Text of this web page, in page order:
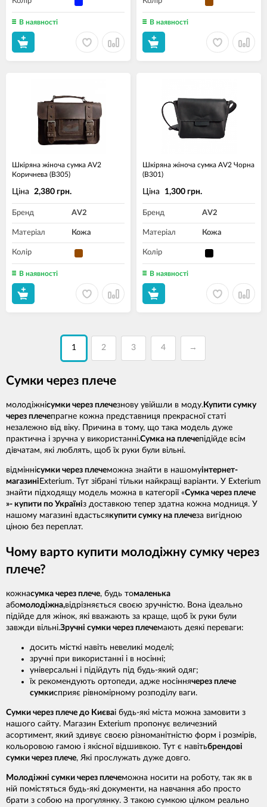
В наявності В наявності
Шкіряна жіноча сумка AV2
Коричнева (B305)
Ціна 2,380 грн.
Бренд AV2
Матеріал Кожа
Колір
В наявності
Шкіряна жіноча сумка AV2 Чорна
(B301)
Ціна 1,300 грн.
Бренд AV2
Матеріал Кожа
Колір
В наявності
1 2 3 4 →
Сумки через плече
молодіжнісумки через плечезнову увійшли в моду. Купити сумку
через плечепрагне кожна представниця прекрасної статі
незалежно від віку. Причина в тому, що така модель дуже
практична і зручна у використанні.Сумка на плечепідійде всім
дівчатам, які люблять, щоб їх руки були вільні.
відміннісумки через плечеможна знайти в нашомуінтернет-
магазині Exterium. Тут зібрані тільки найкращі варіанти. У Exterium
знайти підходящу модель можна в категорії «Сумка через плече
»- купити по Україніз доставкою тепер здатна кожна модниця. У
нашому магазині вдастьсякупити сумку на плечеза вигідною
ціною без переплат.
Чому варто купити молодіжну сумку через
плече?
кожнасумка через плече, будь томаленька
абомолодіжна,відрізняється своєю зручністю. Вона ідеально
підійде для жінок, які вважають за краще, щоб їх руки були
завжди вільні.Зручні сумки через плечемають деякі переваги:
досить місткі навіть невеликі моделі;
зручні при використанні і в носінні;
універсальні і підійдуть під будь-який одяг;
їх рекомендують ортопеди, адже носіннячерез плече
сумкисприяє рівномірному розподілу ваги.
Сумки через плече до Києваі будь-які міста можна замовити з
нашого сайту. Магазин Exterium пропонує величезний
асортимент, який здивує своєю різноманітністю форм і розмірів,
кольоровою гамою і якісної відшивкою. Тут є навітьбрендові
сумки через плече, Які прослужать дуже довго.
Молодіжні сумки через плечеможна носити на роботу, так як в
ній помістяться будь-які документи, на навчання або просто
брати з собою на прогулянку. З такою сумкою цілком реально